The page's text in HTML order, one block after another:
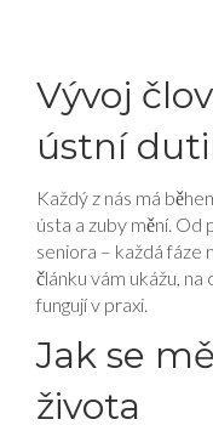
Vývoj
ústní
Každý z nás má
ústa a zuby mění. Od
seniora – každá fáze
článku vám ukážu,
fungují v praxi.
Jak se
života